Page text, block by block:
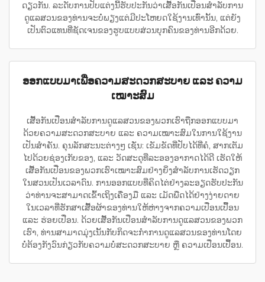
ດຽວກັນ. ລະດັບການປັບແຕ່ງນີ້ຮັບປະກັນວ່າເສື້ອກັນເປື່ອນສຳລັບການ
ດູແລສວນຂອງທ່ານຈະບໍ່ພຽງແຕ່ມີປະໂຫຍດໃຊ້ງານເທົ່ານັ້ນ, ແຕ່ຍັງ
ເປັນຕົວແທນທີ່ຊັດເຈນຂອງຮູບແບບສ່ວນບຸກຄົນຂອງທ່ານອີກດ້ວຍ.
ອອກແບບມາເພື່ອຄວາມສະດວກສະບາຍ ແລະ ຄວາມ
ເໝາະສົມ
ເສື້ອກັນເປື່ອນສຳລັບການດູແລສວນຂອງພວກເຮົາຖືກອອກແບບມາ
ດ້ວຍຄວາມສະດວກສະບາຍ ແລະ ຄວາມເໝາະສົມໃນການໃຊ້ງານ
ເປັນສຳຄັນ. ຄຸນລັກສະນະຕ່າງໆ ເຊັ່ນ: ເຂັມຂັດທີ່ປັບໄດ້ທີ່ຄໍ, ສາກເຕັມ
ໄປດ້ວຍຊ່ອງເກັບຂອງ, ແລະ ວັດສະດຸທີ່ລະອອງອາກາດໄດ້ດີ ເຮັດໃຫ້
ເສື້ອກັນເປື່ອນຂອງພວກເຮົາເໝາະສົມຢ່າງຍິ່ງສຳລັບການເຮັດວຽກ
ໃນສວນເປັນເວລາດົນ. ການອອກແບບທີ່ຄິດໄຕ່ຢ່າງລະອຽດຮັບປະກັນ
ວ່າທ່ານຈະສາມາດເຂົ້າເຖິງເຄື່ອງມື ແລະ ເມັດພືດໄດ້ຢ່າງງ່າຍດາຍ
ໃນເວລາທີ່ຮັກສາເສື້ອຜ້າຂອງທ່ານໃຫ້ຫ່າງຈາກຄວາມເປື່ອນເປື້ອນ
ແລະ ຮ່ອຍເປື່ອນ. ດ້ວຍເສື້ອກັນເປື່ອນສຳລັບການດູແລສວນຂອງພວກ
ເຮົາ, ທ່ານສາມາດມຸ່ງເນັ້ນກັບກິດຈະກຳການດູແລສວນຂອງທ່ານໂດຍ
ບໍ່ຕ້ອງກັງວົນກ່ຽວກັບຄວາມບໍ່ສະດວກສະບາຍ ຫຼື ຄວາມເປື່ອນເປື້ອນ.